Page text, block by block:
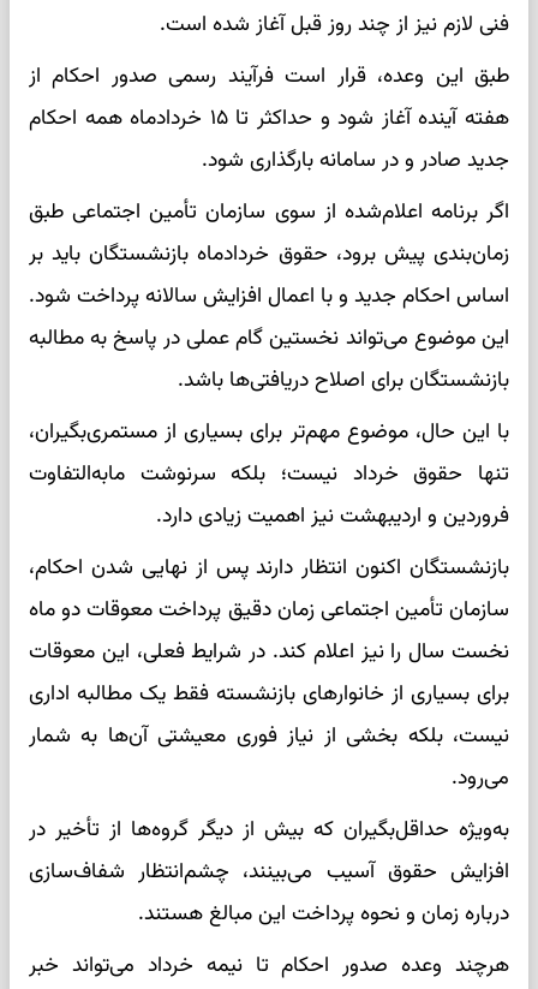
فنی لازم نیز از چند روز قبل آغاز شده است.
طبق این وعده، قرار است فرآیند رسمی صدور احکام از
هفته آینده آغاز شود و حداکثر تا ۱۵ خردادماه همه احکام
جدید صادر و در سامانه بارگذاری شود.
اگر برنامه اعلام‌شده از سوی سازمان تأمین اجتماعی طبق
زمان‌بندی پیش برود، حقوق خردادماه بازنشستگان باید بر
اساس احکام جدید و با اعمال افزایش سالانه پرداخت شود.
این موضوع می‌تواند نخستین گام عملی در پاسخ به مطالبه
بازنشستگان برای اصلاح دریافتی‌ها باشد.
با این حال، موضوع مهم‌تر برای بسیاری از مستمری‌بگیران،
تنها حقوق خرداد نیست؛ بلکه سرنوشت مابه‌التفاوت
فروردین و اردیبهشت نیز اهمیت زیادی دارد.
بازنشستگان اکنون انتظار دارند پس از نهایی شدن احکام،
سازمان تأمین اجتماعی زمان دقیق پرداخت معوقات دو ماه
نخست سال را نیز اعلام کند. در شرایط فعلی، این معوقات
برای بسیاری از خانوارهای بازنشسته فقط یک مطالبه اداری
نیست، بلکه بخشی از نیاز فوری معیشتی آن‌ها به شمار
می‌رود.
به‌ویژه حداقل‌بگیران که بیش از دیگر گروه‌ها از تأخیر در
افزایش حقوق آسیب می‌بینند، چشم‌انتظار شفاف‌سازی
درباره زمان و نحوه پرداخت این مبالغ هستند.
هرچند وعده صدور احکام تا نیمه خرداد می‌تواند خبر